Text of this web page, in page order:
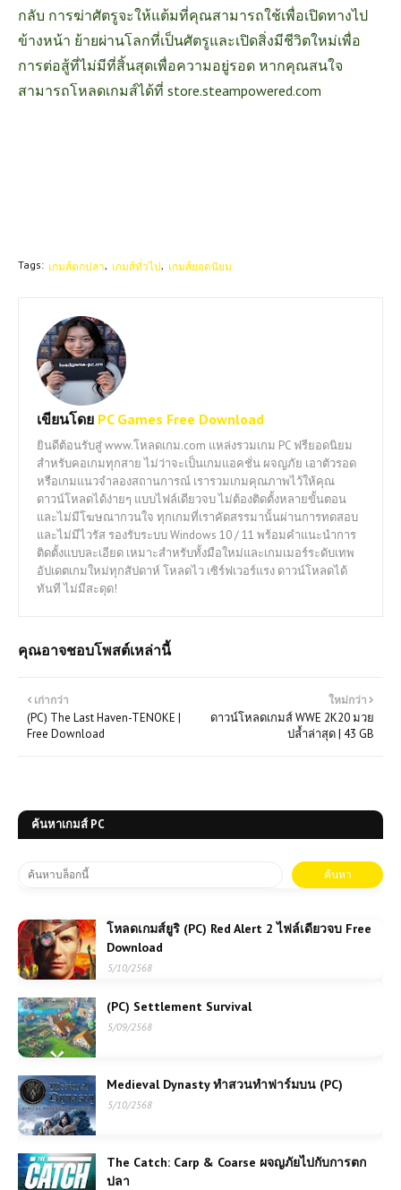
กลับ การฆ่าศัตรูจะให้แต้มที่คุณสามารถใช้เพื่อเปิดทางไป
ข้างหน้า ย้ายผ่านโลกที่เป็นศัตรูและเปิดสิ่งมีชีวิตใหม่เพื่อ
การต่อสู้ที่ไม่มีที่สิ้นสุดเพื่อความอยู่รอด หากคุณสนใจ
สามารถโหลดเกมส์ได้ที่ store.steampowered.com
Tags: เกมส์ตกปลา เกมส์ทั่วไป เกมส์ยอดนิยม
เขียนโดย PC Games Free Download
ยินดีต้อนรับสู่ www.โหลดเกม.com แหล่งรวมเกม PC ฟรียอดนิยม
สำหรับคอเกมทุกสาย ไม่ว่าจะเป็นเกมแอคชั่น ผจญภัย เอาตัวรอด
หรือเกมแนวจำลองสถานการณ์ เรารวมเกมคุณภาพไว้ให้คุณ
ดาวน์โหลดได้ง่ายๆ แบบไฟล์เดียวจบ ไม่ต้องติดตั้งหลายขั้นตอน
และไม่มีโฆษณากวนใจ ทุกเกมที่เราคัดสรรมานั้นผ่านการทดสอบ
และไม่มีไวรัส รองรับระบบ Windows 10 / 11 พร้อมคำแนะนำการ
ติดตั้งแบบละเอียด เหมาะสำหรับทั้งมือใหม่และเกมเมอร์ระดับเทพ
อัปเดตเกมใหม่ทุกสัปดาห์ โหลดไว เซิร์ฟเวอร์แรง ดาวน์โหลดได้
ทันที ไม่มีสะดุด!
คุณอาจชอบโพสต์เหล่านี้
ใหม่กว่า
ดาวน์โหลดเกมส์ WWE 2K20 มวย
ปล้ำล่าสุด | 43 GB
เก่ากว่า
(PC) The Last Haven-TENOKE |
Free Download
ค้นหาเกมส์ PC
โหลดเกมส์ยูริ (PC) Red Alert 2 ไฟล์เดียวจบ Free
Download
5/10/2568
(PC) Settlement Survival
5/09/2568
Medieval Dynasty ทำสวนทำฟาร์มบน (PC)
5/10/2568
The Catch: Carp & Coarse ผจญภัยไปกับการตก
ปลา